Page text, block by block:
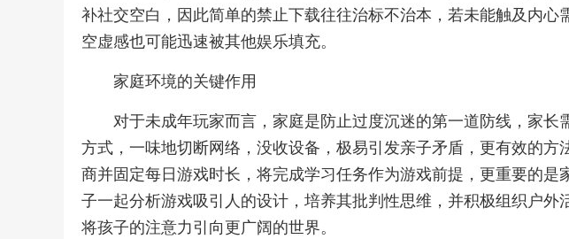
补社交空白，因此简单的禁止下载往往治标不治本，若未能触及内心
空虚感也可能迅速被其他娱乐填充。
家庭环境的关键作用
对于未成年玩家而言，家庭是防止过度沉迷的第一道防线，家长
方式，一味地切断网络，没收设备，极易引发亲子矛盾，更有效的方
商并固定每日游戏时长，将完成学习任务作为游戏前提，更重要的是
子一起分析游戏吸引人的设计，培养其批判性思维，并积极组织户外
将孩子的注意力引向更广阔的世界。